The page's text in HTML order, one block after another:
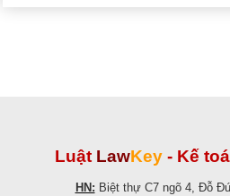
Luật LawKey - Kế
HN: Biệt thự C7 ngõ 4, Đỗ